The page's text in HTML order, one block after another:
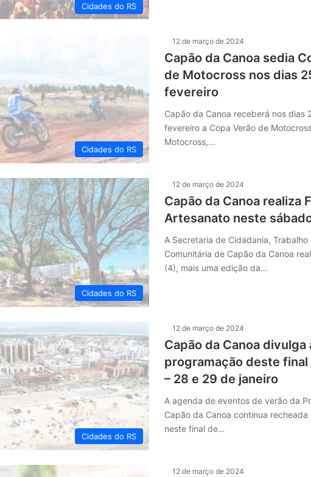
Cidades do RS
Cidades do RS
12 de março de 2024
Capão da Canoa sedia
de Motocross nos dias
fevereiro
Capão da Canoa receberá nos dias
fevereiro a Copa Verão de
Motocross,…
Cidades do RS
12 de março de 2024
Capão da Canoa realiza
Artesanato neste
A Secretaria de Cidadania, Trabalho
Comunitária de Capão da Canoa
(4), mais uma edição da…
Cidades do RS
12 de março de 2024
Capão da Canoa divulga
programação deste final
– 28 e 29 de janeiro
A agenda de eventos de verão da
Capão da Canoa continua recheada
neste final de…
12 de março de 2024